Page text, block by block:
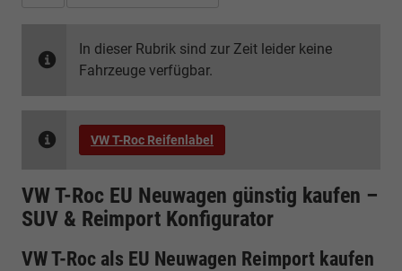
In dieser Rubrik sind zur Zeit leider keine
Fahrzeuge verfügbar.
VW T-Roc Reifenlabel
VW T-Roc EU Neuwagen günstig kaufen –
SUV & Reimport Konfigurator
VW T-Roc als EU Neuwagen Reimport kaufen